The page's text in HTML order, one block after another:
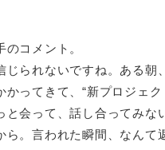
コメント。
じられないですね。ある朝
かってきて、“新プロジェ
と会って、話し合ってみな
ら。言われた瞬間、なんて